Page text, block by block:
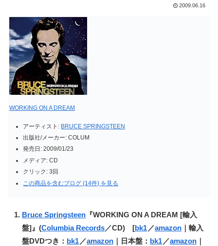
2009.06.16
WORKING ON A DREAM
アーティスト: BRUCE SPRINGSTEEN
出版社/メーカー: COLUM
発売日: 2009/01/23
メディア: CD
クリック : 3回
この商品を含むブログ (14件) を見る
Bruce Springsteen 『WORKING ON A DREAM [輸入
盤]』(Columbia Records／CD) [bk1 ／amazon ｜輸入
盤DVDつき： bk1 ／amazon ｜日本盤： bk1 ／amazon ｜